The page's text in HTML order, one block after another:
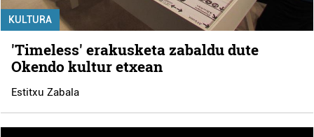
KULTURA
'Timeless' erakusketa zabaldu dute
Okendo kultur etxean
Estitxu Zabala